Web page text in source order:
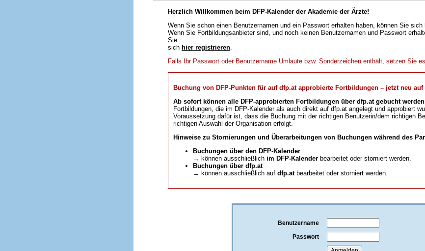
Herzlich Willkommen beim DFP-Kalender der Akademie der Ärzte!
Wenn Sie schon einen Benutzernamen und ein Passwort erhalten haben, können Sie sich
Wenn Sie Fortbildungsanbieter sind, und noch keinen Benutzernamen und Passwort
Sie
sich hier registrieren.
Falls Ihr Passwort oder Benutzername Umlaute bzw. Sonderzeichen enthält, setzen Sie
Buchung von DFP-Punkten für auf dfp.at approbierte Fortbildungen – jetzt neu auf
Ab sofort können alle DFP-approbierten Fortbildungen über dfp.at gebucht werden
Fortbildungen, die im DFP-Kalender als auch direkt auf dfp.at angelegt und approbiert
Voraussetzung dafür ist, dass die Buchung mit der richtigen Benutzerin/dem richtigen
richtigen Auswahl der Organisation erfolgt.
Hinweise zu Stornierungen und Überarbeitungen von Buchungen während des
Buchungen über den DFP-Kalender
→ können ausschließlich im DFP-Kalender bearbeitet oder storniert werden.
Buchungen über dfp.at
→ können ausschließlich auf dfp.atbearbeitet oder storniert werden.
Benutzername
Passwort